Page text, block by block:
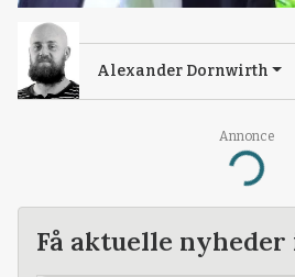
Annonce
Loading...
Alexander Dornwirth
Få aktuelle